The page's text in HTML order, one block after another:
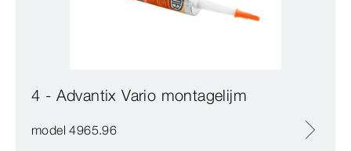
4 - Advantix Vario montagelijm
model 4965.96